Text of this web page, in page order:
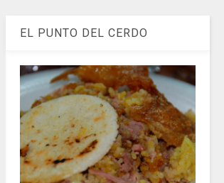
EL PUNTO DEL CERDO